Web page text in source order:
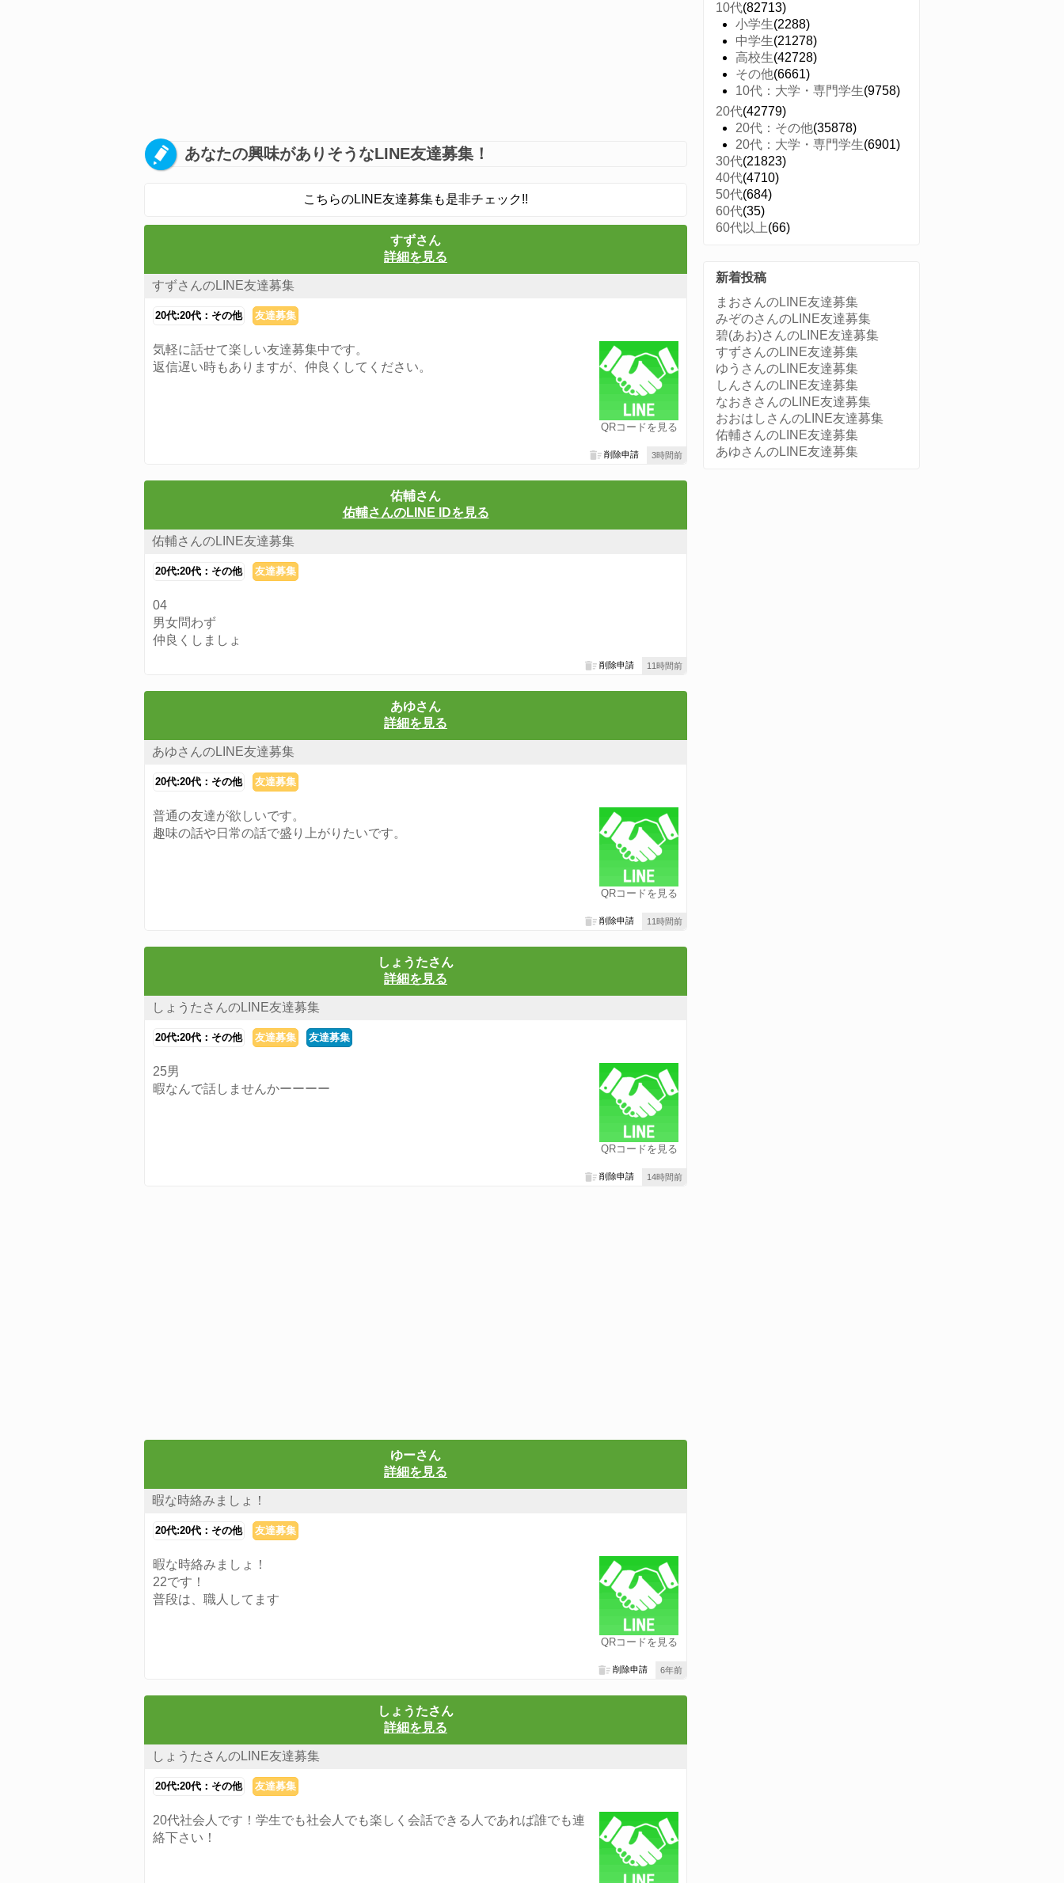
あなたの興味がありそうなLINE友達募集！
こちらのLINE友達募集も是非チェック!!
すずさん
詳細を見る
すずさんのLINE友達募集
20代:20代：その他 友達募集
QRコードを見る
気軽に話せて楽しい友達募集中です。
返信遅い時もありますが、仲良くしてください。
3時間前
削除申請
佑輔さん
佑輔さんのLINE IDを見る
佑輔さんのLINE友達募集
20代:20代：その他 友達募集
04
男女問わず
仲良くしましょ
11時間前
削除申請
あゆさん
詳細を見る
あゆさんのLINE友達募集
20代:20代：その他 友達募集
QRコードを見る
普通の友達が欲しいです。
趣味の話や日常の話で盛り上がりたいです。
11時間前
削除申請
しょうたさん
詳細を見る
しょうたさんのLINE友達募集
20代:20代：その他 友達募集 友達募集
QRコードを見る
25男
暇なんで話しませんかーーーー
14時間前
削除申請
ゆーさん
詳細を見る
暇な時絡みましょ！
20代:20代：その他 友達募集
QRコードを見る
暇な時絡みましょ！
22です！
普段は、職人してます
6年前
削除申請
しょうたさん
詳細を見る
しょうたさんのLINE友達募集
20代:20代：その他 友達募集
20代社会人です！学生でも社会人でも楽しく会話できる人であれば誰でも連
絡下さい！
10代(82713)
小学生(2288)
中学生(21278)
高校生(42728)
その他(6661)
10代：大学・専門学生(9758)
20代(42779)
20代：その他(35878)
20代：大学・専門学生(6901)
30代(21823)
40代(4710)
50代(684)
60代(35)
60代以上(66)
新着投稿
まおさんのLINE友達募集
みぞのさんのLINE友達募集
碧(あお)さんのLINE友達募集
すずさんのLINE友達募集
ゆうさんのLINE友達募集
しんさんのLINE友達募集
なおきさんのLINE友達募集
おおはしさんのLINE友達募集
佑輔さんのLINE友達募集
あゆさんのLINE友達募集